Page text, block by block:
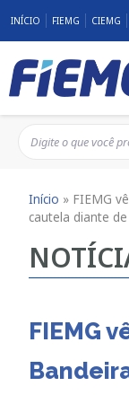
INÍCIO FIEMG CIEMG
Início » FIEMG
cautela diante
FIEMG